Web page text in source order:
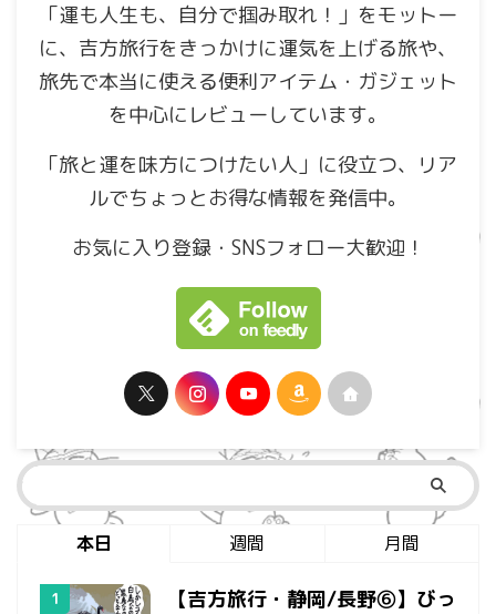
「運も人生も、自分で掴み取れ！」をモットー
に、吉方旅行をきっかけに運気を上げる旅や、
旅先で本当に使える便利アイテム・ガジェット
を中心にレビューしています。
「旅と運を味方につけたい人」に役立つ、リア
ルでちょっとお得な情報を発信中。
お気に入り登録・SNSフォロー大歓迎！
本日 週間 月間
【吉方旅行・静岡/長野⑥】びっ